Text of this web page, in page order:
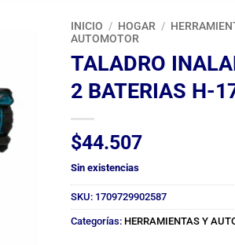
INICIO / HOGAR /
AUTOMOTOR
TALADRO
2 BATERIAS H-
$44.507
Sin existencias
SKU: 1709729902587
Categorías: HERRAMIENTAS Y